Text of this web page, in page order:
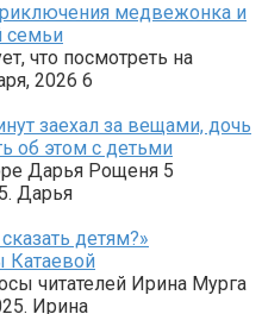
медвежонка и
семьи
что посмотреть на
2026 6
заехал за вещами, дочь
об этом с детьми
Дарья Рощеня 5
Дарья
детям?»
Катаевой
читателей Ирина Мурга
Ирина